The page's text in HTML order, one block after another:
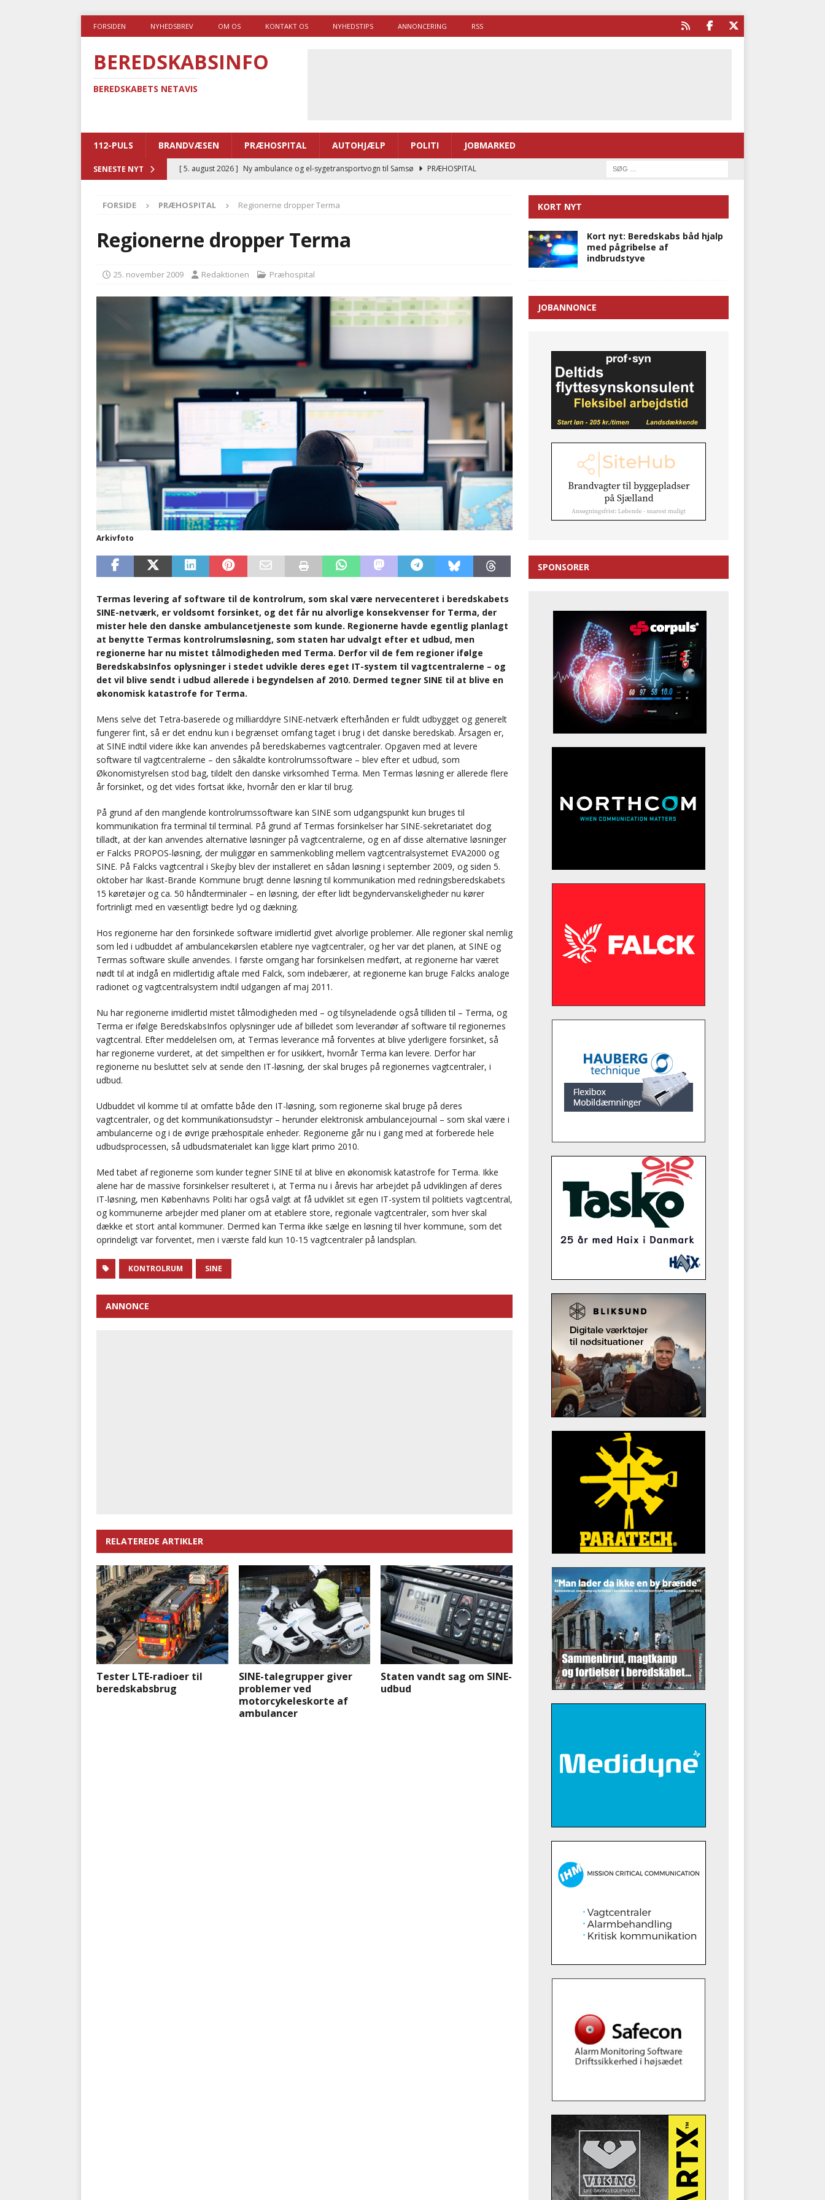
FORSIDEN NYHEDSBREV OM OS KONTAKT OS NYHEDSTIPS ANNONCERING RSS
BEREDSKABSINFO
BEREDSKABETS NETAVIS
112-PULS BRANDVÆSEN PRÆHOSPITAL AUTOHJÆLP POLITI JOBMARKED
SENESTE NYT [ 5. august 2026 ] Ny ambulance og el-sygetransportvogn til Samsø
PRÆHOSPITAL
BRANDVÆSEN
[ 4. august 2026 ]
Ny treårig politiuddannelse skal ruste betjentene til mere kompleks
POLITI
[ 3. august 2026 ] Kommunerne driver flere brandstationer, mens Falcks andel fortsætter
[ 5. august 2026 ] Advarer: Udløb af sygetransporttilladelser kan sende 400.000 kørsler over
i det offentlige
PRÆHOSPITAL
FORSIDE PRÆHOSPITAL Regionerne dropper Terma
Regionerne dropper Terma
25. november 2009 Redaktionen Præhospital
Arkivfoto
Termas levering af software til de kontrolrum, som skal være nervecenteret i beredskabets
SINE-netværk, er voldsomt forsinket, og det får nu alvorlige konsekvenser for Terma, der
mister hele den danske ambulancetjeneste som kunde. Regionerne havde egentlig planlagt
at benytte Termas kontrolrumsløsning, som staten har udvalgt efter et udbud, men
regionerne har nu mistet tålmodigheden med Terma. Derfor vil de fem regioner ifølge
BeredskabsInfos oplysninger i stedet udvikle deres eget IT-system til vagtcentralerne – og
det vil blive sendt i udbud allerede i begyndelsen af 2010. Dermed tegner SINE til at blive en
økonomisk katastrofe for Terma.
Mens selve det Tetra-baserede og milliarddyre SINE-netværk efterhånden er fuldt udbygget og generelt
fungerer fint, så er det endnu kun i begrænset omfang taget i brug i det danske beredskab. Årsagen er,
at SINE indtil videre ikke kan anvendes på beredskabernes vagtcentraler. Opgaven med at levere
software til vagtcentralerne – den såkaldte kontrolrumssoftware – blev efter et udbud, som
Økonomistyrelsen stod bag, tildelt den danske virksomhed Terma. Men Termas løsning er allerede flere
år forsinket, og det vides fortsat ikke, hvornår den er klar til brug.
På grund af den manglende kontrolrumssoftware kan SINE som udgangspunkt kun bruges til
kommunikation fra terminal til terminal. På grund af Termas forsinkelser har SINE-sekretariatet dog
tilladt, at der kan anvendes alternative løsninger på vagtcentralerne, og en af disse alternative løsninger
er Falcks PROPOS-løsning, der muliggør en sammenkobling mellem vagtcentralsystemet EVA2000 og
SINE. På Falcks vagtcentral i Skejby blev der installeret en sådan løsning i september 2009, og siden 5.
oktober har Ikast-Brande Kommune brugt denne løsning til kommunikation med redningsberedskabets
15 køretøjer og ca. 50 håndterminaler – en løsning, der efter lidt begyndervanskeligheder nu kører
fortrinligt med en væsentligt bedre lyd og dækning.
Hos regionerne har den forsinkede software imidlertid givet alvorlige problemer. Alle regioner skal nemlig
som led i udbuddet af ambulancekørslen etablere nye vagtcentraler, og her var det planen, at SINE og
Termas software skulle anvendes. I første omgang har forsinkelsen medført, at regionerne har været
nødt til at indgå en midlertidig aftale med Falck, som indebærer, at regionerne kan bruge Falcks analoge
radionet og vagtcentralsystem indtil udgangen af maj 2011.
Nu har regionerne imidlertid mistet tålmodigheden med – og tilsyneladende også tilliden til – Terma, og
Terma er ifølge BeredskabsInfos oplysninger ude af billedet som leverandør af software til regionernes
vagtcentral. Efter meddelelsen om, at Termas leverance må forventes at blive yderligere forsinket, så
har regionerne vurderet, at det simpelthen er for usikkert, hvornår Terma kan levere. Derfor har
regionerne nu besluttet selv at sende den IT-løsning, der skal bruges på regionernes vagtcentraler, i
udbud.
Udbuddet vil komme til at omfatte både den IT-løsning, som regionerne skal bruge på deres
vagtcentraler, og det kommunikationsudstyr – herunder elektronisk ambulancejournal – som skal være i
ambulancerne og i de øvrige præhospitale enheder. Regionerne går nu i gang med at forberede hele
udbudsprocessen, så udbudsmaterialet kan ligge klart primo 2010.
Med tabet af regionerne som kunder tegner SINE til at blive en økonomisk katastrofe for Terma. Ikke
alene har de massive forsinkelser resulteret i, at Terma nu i årevis har arbejdet på udviklingen af deres
IT-løsning, men Københavns Politi har også valgt at få udviklet sit egen IT-system til politiets vagtcentral,
og kommunerne arbejder med planer om at etablere store, regionale vagtcentraler, som hver skal
dække et stort antal kommuner. Dermed kan Terma ikke sælge en løsning til hver kommune, som det
oprindeligt var forventet, men i værste fald kun 10-15 vagtcentraler på landsplan.
KONTROLRUM SINE
ANNONCE
RELATEREDE ARTIKLER
Tester LTE-radioer til
beredskabsbrug
SINE-talegrupper giver
problemer ved
motorcykeleskorte af
ambulancer
Staten vandt sag om SINE-
udbud
KORT NYT
Kort nyt: Beredskabs båd hjalp
med pågribelse af
indbrudstyve
JOBANNONCE
SPONSORER